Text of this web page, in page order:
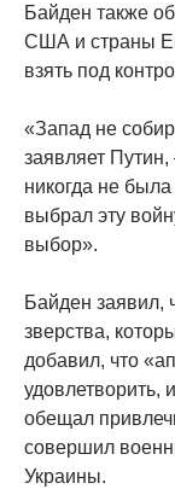
Байден также
США и страны
взять под
«Запад не
заявляет Путин,
никогда не
выбрал эту
выбор».
Байден заявил,
зверства,
добавил, что
удовлетворить,
обещал
совершил
Украины.